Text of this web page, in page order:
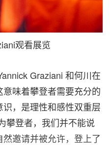
观看展览
Graziani 和何川在
味着攀登者需要充分的
，是理性和感性双重层
攀登者，我们并不能说
邀请并被允许，登上了